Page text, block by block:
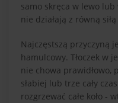
samo skręca w lewo lub
nie działają z równą
Najczęstszą przyczyną
hamulcowy. Tłoczek w
nie chowa prawidłowo,
słabiej lub trze cały
rozgrzewać całe koło -